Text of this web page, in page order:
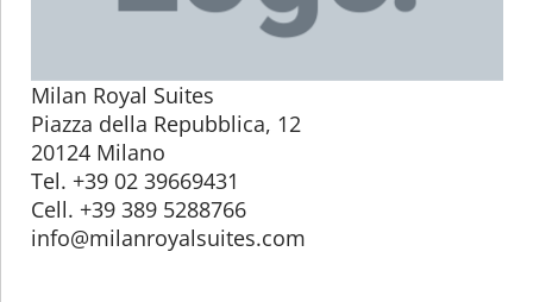
Milan Royal Suites
Piazza della Repubblica, 12
20124 Milano
Tel. +39 02 39669431
Cell. +39 389 5288766
info@milanroyalsuites.com